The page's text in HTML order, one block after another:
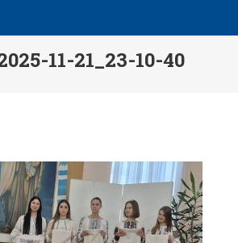
11-21_23-10-40